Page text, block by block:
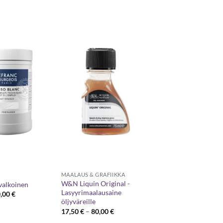
€Hintaluokka:
MAALAUS & GRAFIIKKA
W&N Liquin Original -
Lasyyrimaalausaine
öljyväreille
17,50€ – 80,00€Hintaluokka: